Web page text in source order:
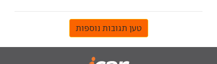
טען תגובות נוספות